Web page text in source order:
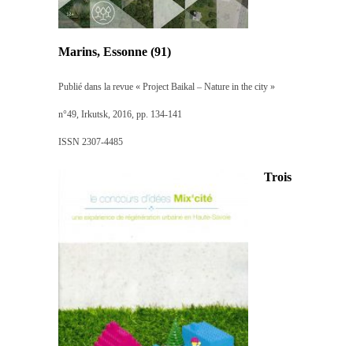
Marins, Essonne (91)
Publié dans la revue « Project Baikal – Nature in the city »
n°49, Irkutsk, 2016, pp. 134-141
ISSN 2307-4485
Trois